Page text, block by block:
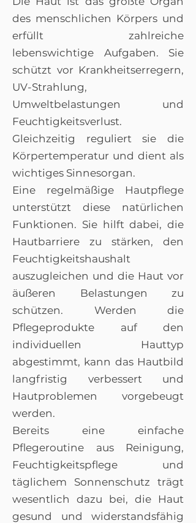
des menschlichen Körpers und
erfüllt zahlreiche
lebenswichtige Aufgaben. Sie
schützt vor Krankheitserregern,
UV-Strahlung,
Umweltbelastungen und
Feuchtigkeitsverlust.
Gleichzeitig reguliert sie die
Körpertemperatur und dient als
wichtiges Sinnesorgan.
Eine regelmäßige Hautpflege
unterstützt diese natürlichen
Funktionen. Sie hilft dabei, die
Hautbarriere zu stärken, den
Feuchtigkeitshaushalt
auszugleichen und die Haut vor
äußeren Belastungen zu
schützen. Werden die
Pflegeprodukte auf den
individuellen Hauttyp
abgestimmt, kann das Hautbild
langfristig verbessert und
Hautproblemen vorgebeugt
werden.
Bereits eine einfache
Pflegeroutine aus Reinigung,
Feuchtigkeitspflege und
täglichem Sonnenschutz trägt
wesentlich dazu bei, die Haut
gesund und widerstandsfähig